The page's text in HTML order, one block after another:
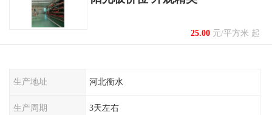
25.00元/平方米 起
生产地址 河北衡水
生产周期 3天左右